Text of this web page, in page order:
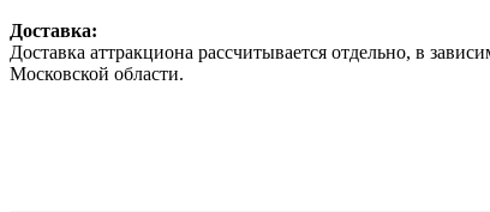
Доставка:
Доставка аттракциона рассчитывается отдельно, в
Московской области.